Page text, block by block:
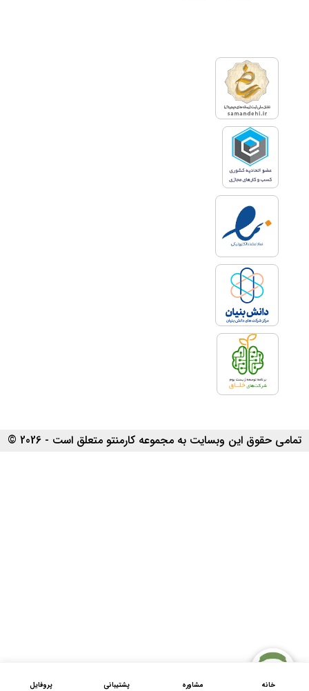
تمامی حقوق این وبسایت به مجموعه کارمنتو متعلق است - 2026 ©
خانه مشاوره پشتیبانی پروفایل